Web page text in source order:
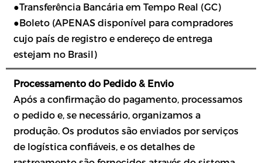
●Transferência Bancária em Tempo Real (GC)
●Boleto (APENAS disponível para compradores
cujo país de registro e endereço de entrega
estejam no Brasil)
Processamento do Pedido & Envio
Após a confirmação do pagamento, processamos
o pedido e, se necessário, organizamos a
produção. Os produtos são enviados por serviços
de logística confiáveis, e os detalhes de